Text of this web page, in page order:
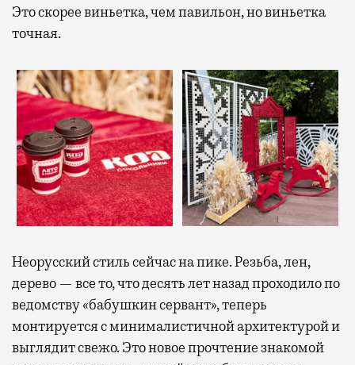
Это скорее виньетка, чем павильон, но виньетка
точная.
Неорусский стиль сейчас на пике. Резьба, лен,
дерево — все то, что десять лет назад проходило по
ведомству «бабушкин сервант», теперь
монтируется с минималистичной архитектурой и
выглядит свежо. Это новое прочтение знакомой